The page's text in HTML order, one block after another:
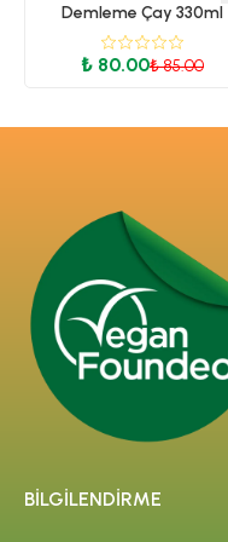
Demleme Çay 330ml
₺ 80.00₺ 85.00
BİLGİLENDİRME